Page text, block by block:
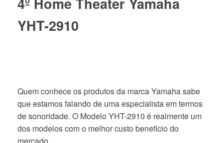
YHT-2910
Quem conhece os produtos da marca Yamaha sabe
que estamos falando de uma especialista em termos
de sonoridade. O Modelo YHT-2910 é realmente um
dos modelos com o melhor custo benefício do